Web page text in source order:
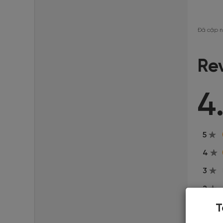
Đã cập
5
4
3
2